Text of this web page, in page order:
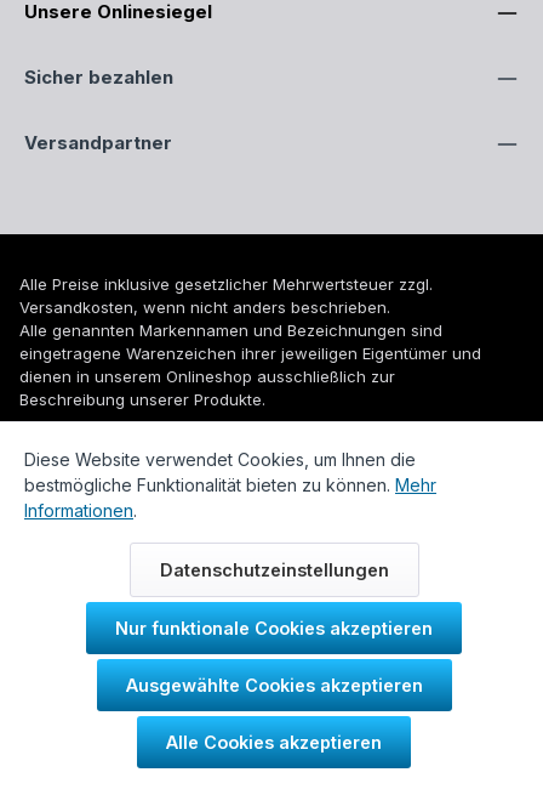
Unsere Onlinesiegel
Sicher bezahlen
Versandpartner
Alle Preise inklusive gesetzlicher Mehrwertsteuer zzgl.
Versandkosten, wenn nicht anders beschrieben.
Alle genannten Markennamen und Bezeichnungen sind
eingetragene Warenzeichen ihrer jeweiligen Eigentümer und
dienen in unserem Onlineshop ausschließlich zur
Beschreibung unserer Produkte.
© 2026 WUH24.de - Weigel und Unger Heizungs- und
Sanitärtechnik GmbH
Diese Website verwendet Cookies, um Ihnen die
bestmögliche Funktionalität bieten zu können. Mehr
Informationen.
Datenschutzeinstellungen
Nur funktionale Cookies akzeptieren
Ausgewählte Cookies akzeptieren
Alle Cookies akzeptieren
Durch IT-Recht Kanzlei
Kundenmeinung:
SEHR GUT